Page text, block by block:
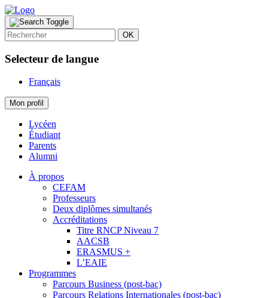
OK
Selecteur de langue
Français
Mon profil
Lycéen
Étudiant
Parents
Alumni
À propos
CEFAM
Professeurs
Deux diplômes simultanés
Accréditations
Titre RNCP Niveau 7
AACSB
ERASMUS +
L’EAIE
Programmes
Parcours Business (post-bac)
Parcours Relations Internationales (post-bac)